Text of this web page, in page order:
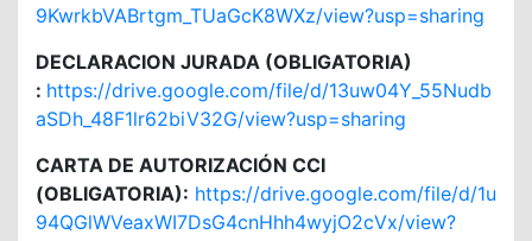
9KwrkbVABrtgm_TUaGcK8WXz/view?usp=sharing
DECLARACION JURADA (OBLIGATORIA)
: https://drive.google.com/file/d/13uw04Y_55Nudb
aSDh_48F1lr62biV32G/view?usp=sharing
CARTA DE AUTORIZACIÓN CCI
(OBLIGATORIA): https://drive.google.com/file/d/1u
94QGlWVeaxWI7DsG4cnHhh4wyjO2cVx/view?